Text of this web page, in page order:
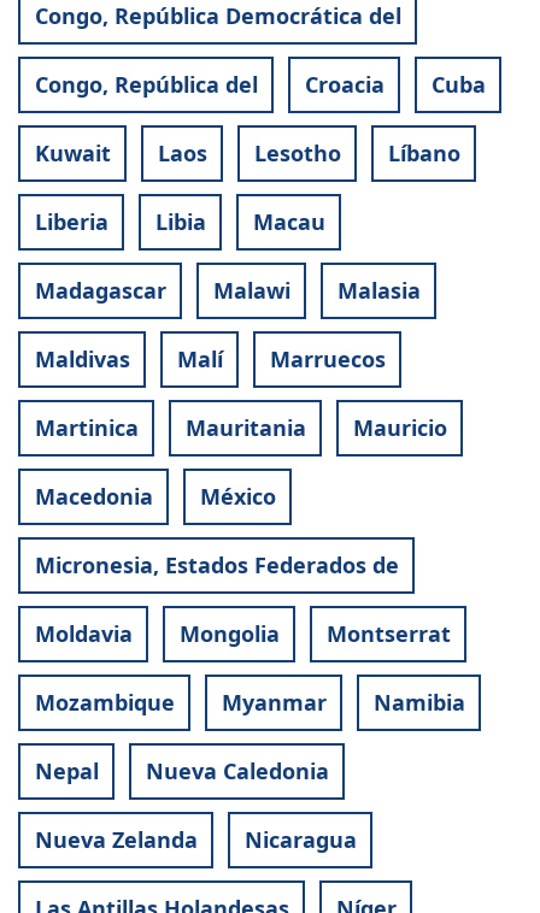
Congo, República Democrática del
Congo, República del Croacia Cuba
Kuwait Laos Lesotho Líbano
Liberia Libia Macau
Madagascar Malawi Malasia
Maldivas Malí Marruecos
Martinica Mauritania Mauricio
Macedonia México
Micronesia, Estados Federados de
Moldavia Mongolia Montserrat
Mozambique Myanmar Namibia
Nepal Nueva Caledonia
Nueva Zelanda Nicaragua